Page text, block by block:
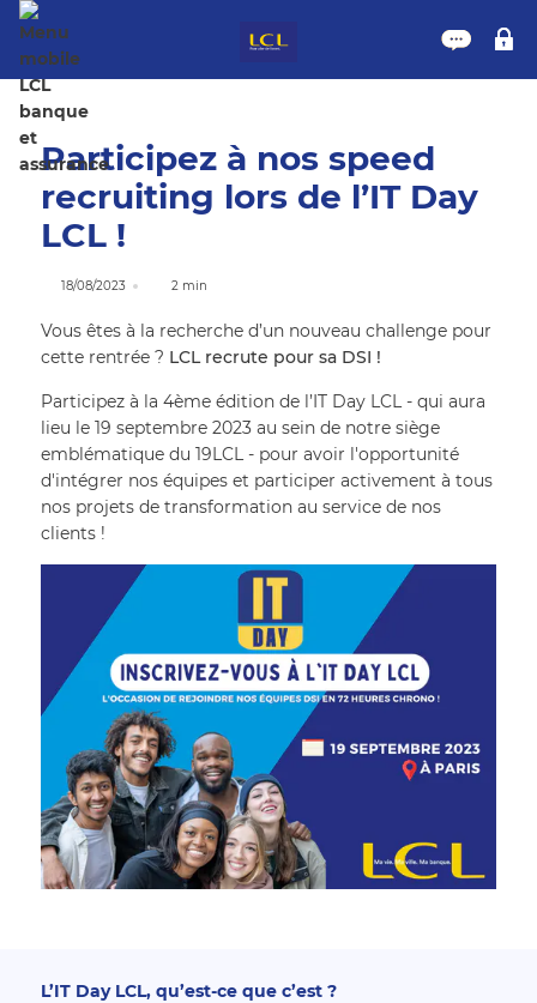
Participez à nos speed
recruiting lors de l’IT Day
LCL !
18/08/2023 2 min
Vous êtes à la recherche d’un nouveau challenge pour
cette rentrée ? LCL recrute pour sa DSI !
Participez à la 4ème édition de l’IT Day LCL - qui aura
lieu le 19 septembre 2023 au sein de notre siège
emblématique du 19LCL - pour avoir l'opportunité
d'intégrer nos équipes et participer activement à tous
nos projets de transformation au service de nos
clients !
L’IT Day LCL, qu’est-ce que c’est ?